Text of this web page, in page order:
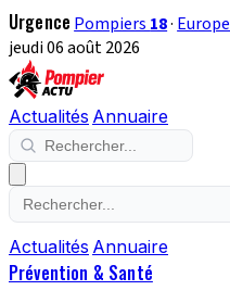
Urgence Pompiers 18· Europe
jeudi 06 août 2026
Actualités Annuaire
Actualités Annuaire
Prévention & Santé